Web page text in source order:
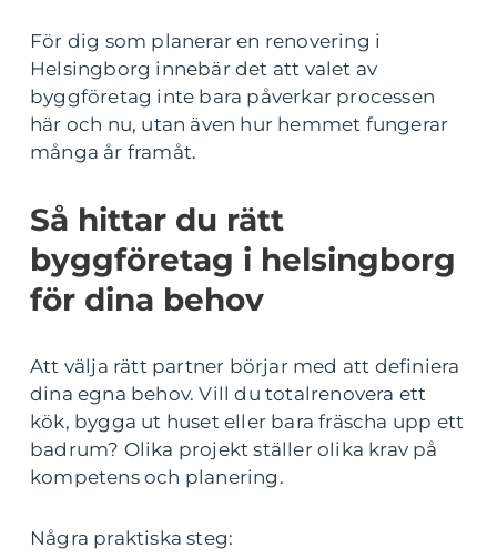
För dig som planerar en renovering i
Helsingborg innebär det att valet av
byggföretag inte bara påverkar processen
här och nu, utan även hur hemmet fungerar
många år framåt.
Så hittar du rätt
byggföretag i helsingborg
för dina behov
Att välja rätt partner börjar med att definiera
dina egna behov. Vill du totalrenovera ett
kök, bygga ut huset eller bara fräscha upp ett
badrum? Olika projekt ställer olika krav på
kompetens och planering.
Några praktiska steg: